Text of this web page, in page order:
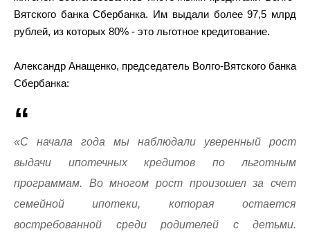
Вятского банка Сбербанка. Им выдали более 97,5 млрд
рублей, из которых 80% - это льготное кредитование.
Александр Анащенко, председатель Волго-Вятского банка
Сбербанка:
«С начала года мы наблюдали уверенный рост
выдачи ипотечных кредитов по льготным
программам. Во многом рост произошел за счет
семейной ипотеки, которая остается
востребованной среди родителей с детьми.